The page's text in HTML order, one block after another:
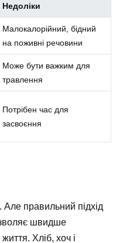
Недоліки
Малокалорійний, бідний
на поживні речовини
Може бути важким для
травлення
Потрібен час для
засвоєння
правильний підхід
швидше
Хліб, хоч і